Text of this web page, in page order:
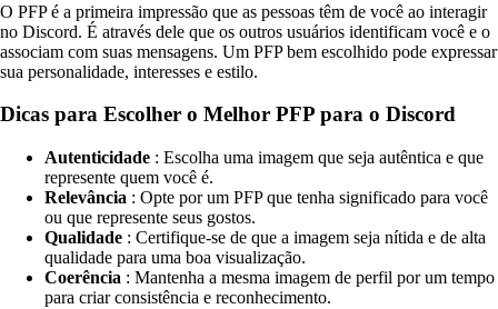
O PFP é a primeira impressão que as pessoas têm de você ao interagir
no Discord. É através dele que os outros usuários identificam você e o
associam com suas mensagens. Um PFP bem escolhido pode expressar
sua personalidade, interesses e estilo.
Dicas para Escolher o Melhor PFP para o Discord
Autenticidade : Escolha uma imagem que seja autêntica e que
represente quem você é.
Relevância : Opte por um PFP que tenha significado para você
ou que represente seus gostos.
Qualidade : Certifique-se de que a imagem seja nítida e de alta
qualidade para uma boa visualização.
Coerência : Mantenha a mesma imagem de perfil por um tempo
para criar consistência e reconhecimento.